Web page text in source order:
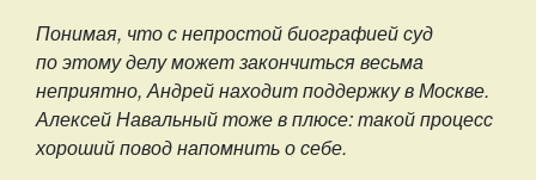
Понимая, что с непростой биографией суд
по этому делу может закончиться весьма
неприятно, Андрей находит поддержку в Москве.
Алексей Навальный тоже в плюсе: такой процесс
хороший повод напомнить о себе.